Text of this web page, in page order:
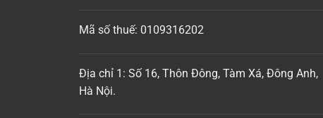
Mã số thuế: 0109316202
Địa chỉ 1: Số 16, Thôn Đông, Tàm Xá, Đông Anh,
Hà Nội.